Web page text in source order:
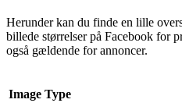
Herunder kan du finde en lille
billede størrelser på Facebook for
også gældende for annoncer.
Image Type